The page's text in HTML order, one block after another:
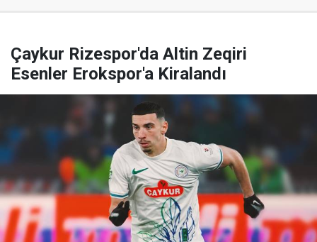
Çaykur Rizespor'da Altin Zeqiri
Esenler Erokspor'a Kiralandı